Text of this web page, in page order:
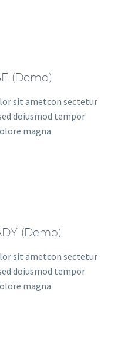
(Demo)
sit ametcon sectetur
doiusmod tempor
magna
(Demo)
sit ametcon sectetur
doiusmod tempor
magna